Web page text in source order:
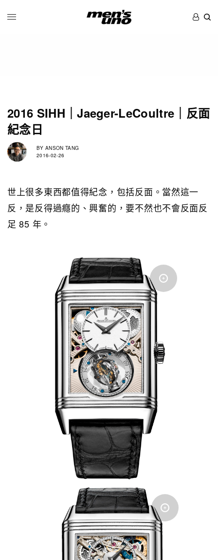
2016 SIHH｜Jaeger-LeCoultre｜反面
紀念日
BY ANSON TANG
2016-02-26
世上很多東西都值得紀念，包括反面。當然這一
反，是反得過癮的、興奮的，要不然也不會反面反
足 85 年。